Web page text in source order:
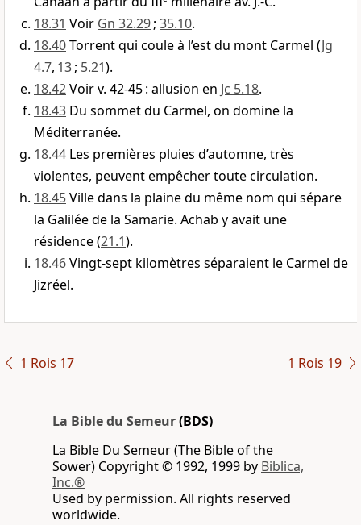
18.31 Voir Gn 32.29; 35.10.
18.40Torrent qui coule à l’est du mont Carmel (Jg
4.7, 13; 5.21).
18.42Voir v. 42-45 : allusion en Jc 5.18.
18.43 Du sommet du Carmel, on domine la
Méditerranée.
18.44 Les premières pluies d’automne, très
violentes, peuvent empêcher toute circulation.
18.45Ville dans la plaine du même nom qui sépare
la Galilée de la Samarie. Achab y avait une
résidence (21.1).
18.46Vingt-sept kilomètres séparaient le Carmel de
Jizréel.
1 Rois 17 1 Rois 19
La Bible du Semeur(BDS)
La Bible Du Semeur (The Bible of the
Sower) Copyright © 1992, 1999 by Biblica,
Inc.®
Used by permission. All rights reserved
worldwide.